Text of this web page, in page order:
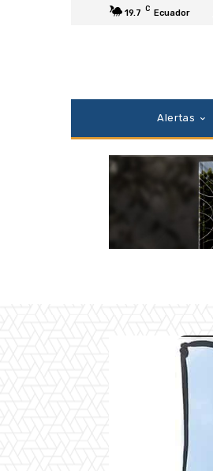
19.7 C Ecuador
Alertas